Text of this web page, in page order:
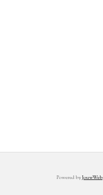
Powered byJouwWeb